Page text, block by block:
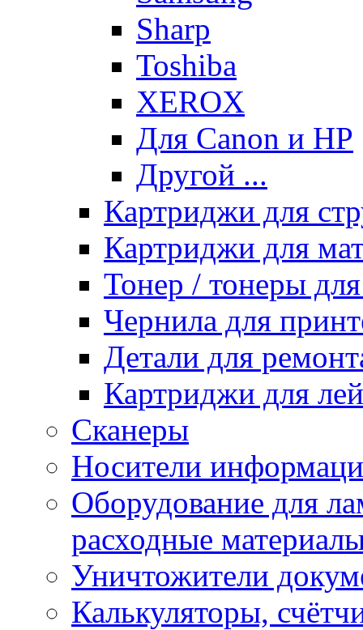
Sharp
Toshiba
XEROX
Для Canon и HP
Другой ...
Картриджи для
Картриджи для
Тонер / тонеры
Чернила для
Детали для
Картриджи для
Сканеры
Носители
Оборудование для
расходные
Уничтожители
Калькуляторы,